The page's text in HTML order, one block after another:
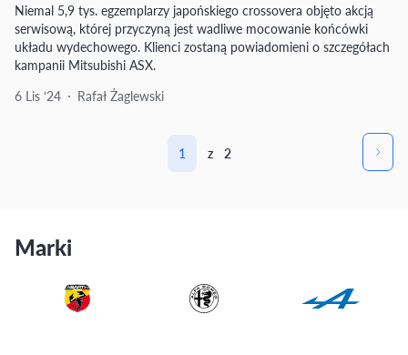
Niemal 5,9 tys. egzemplarzy japońskiego crossovera objęto akcją
serwisową, której przyczyną jest wadliwe mocowanie końcówki
układu wydechowego. Klienci zostaną powiadomieni o szczegółach
kampanii Mitsubishi ASX.
6 Lis ‘24
Rafał Żaglewski
1 z 2
Marki